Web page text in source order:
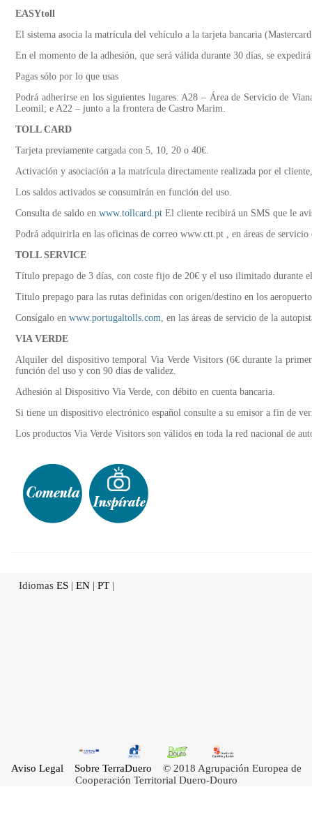
EASYtoll
El sistema asocia la matrícula del vehículo a la tarjeta bancaria
En el momento de la adhesión, que será válida durante 30 días, se
Pagas sólo por lo que usas
Podrá adherirse en los siguientes lugares: A28 – Área de Servicio de
Leomil; e A22 – junto a la frontera de Castro Marim.
TOLL CARD
Tarjeta previamente cargada con 5, 10, 20 o 40€.
Activación y asociación a la matrícula directamente realizada por el
Los saldos activados se consumirán en función del uso.
Consulta de saldo en www.tollcard.pt El cliente recibirá un SMS que le
Podrá adquirirla en las oficinas de correo www.ctt.pt , en áreas de
TOLL SERVICE
Título prepago de 3 días, con coste fijo de 20€ y el uso ilimitado durante
Titulo prepago para las rutas definidas con origen/destino en los
Consígalo en www.portugaltolls.com, en las áreas de servicio de la
VIA VERDE
Alquiler del dispositivo temporal Via Verde Visitors (6€ durante la
función del uso y con 90 días de validez.
Adhesión al Dispositivo Via Verde, con débito en cuenta bancaria.
Si tiene un dispositivo electrónico español consulte a su emisor a fin de
Los productos Via Verde Visitors son válidos en toda la red nacional de
Idiomas ES | EN | PT |
Aviso Legal Sobre TerraDuero © 2018 Agrupación Europea de
Cooperación Territorial Duero-Douro